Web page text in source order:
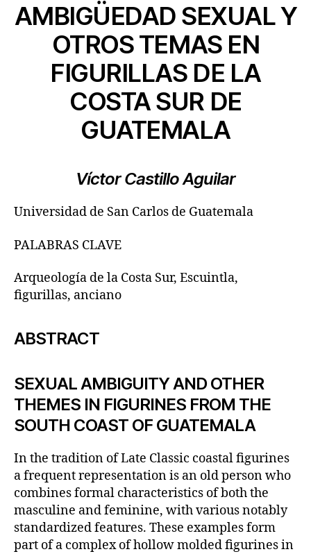
AMBIGÜEDAD SEXUAL Y
OTROS TEMAS EN
FIGURILLAS DE LA
COSTA SUR DE
GUATEMALA
Víctor Castillo Aguilar
Universidad de San Carlos de Guatemala
PALABRAS CLAVE
Arqueología de la Costa Sur, Escuintla,
figurillas, anciano
ABSTRACT
SEXUAL AMBIGUITY AND OTHER
THEMES IN FIGURINES FROM THE
SOUTH COAST OF GUATEMALA
In the tradition of Late Classic coastal figurines
a frequent representation is an old person who
combines formal characteristics of both the
masculine and feminine, with various notably
standardized features. These examples form
part of a complex of hollow molded figurines in